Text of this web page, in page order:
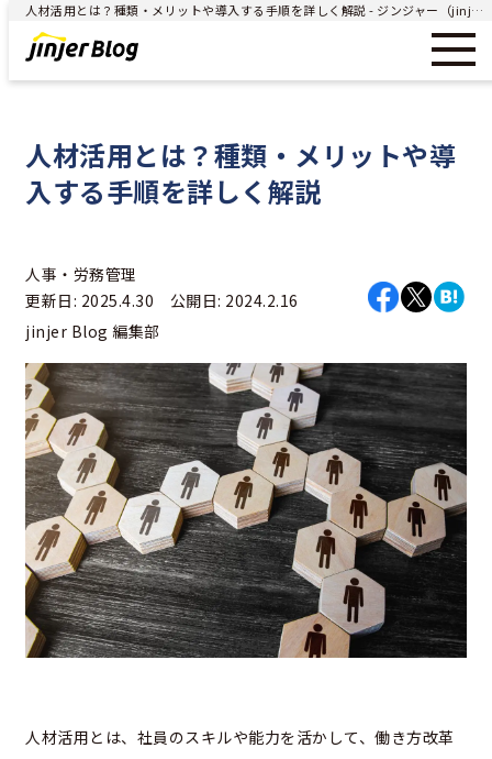
人材活用とは？種類・メリットや導入する手順を詳しく解説 - ジンジャー（jinjer）｜統合型人事システム
人材活用とは？種類・メリットや導
入する手順を詳しく解説
人事・労務管理
更新日: 2025.4.30 公開日: 2024.2.16
jinjer Blog 編集部
人材活用とは、社員のスキルや能力を活かして、働き方改革